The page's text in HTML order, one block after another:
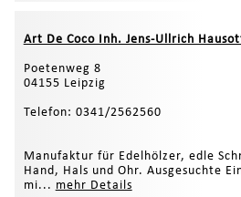
Art De Coco Inh. Jens-Ullrich
Poetenweg 8
04155 Leipzig
Telefon: 0341/2562560
Manufaktur für Edelhölzer, edle
Hand, Hals und Ohr. Ausgesuchte
mi... mehr Details